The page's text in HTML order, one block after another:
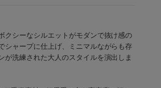
クシーなシルエットがモダンで抜け感の
シャープに仕上げ、ミニマルながらも存
洗練された大人のスタイルを演出しま